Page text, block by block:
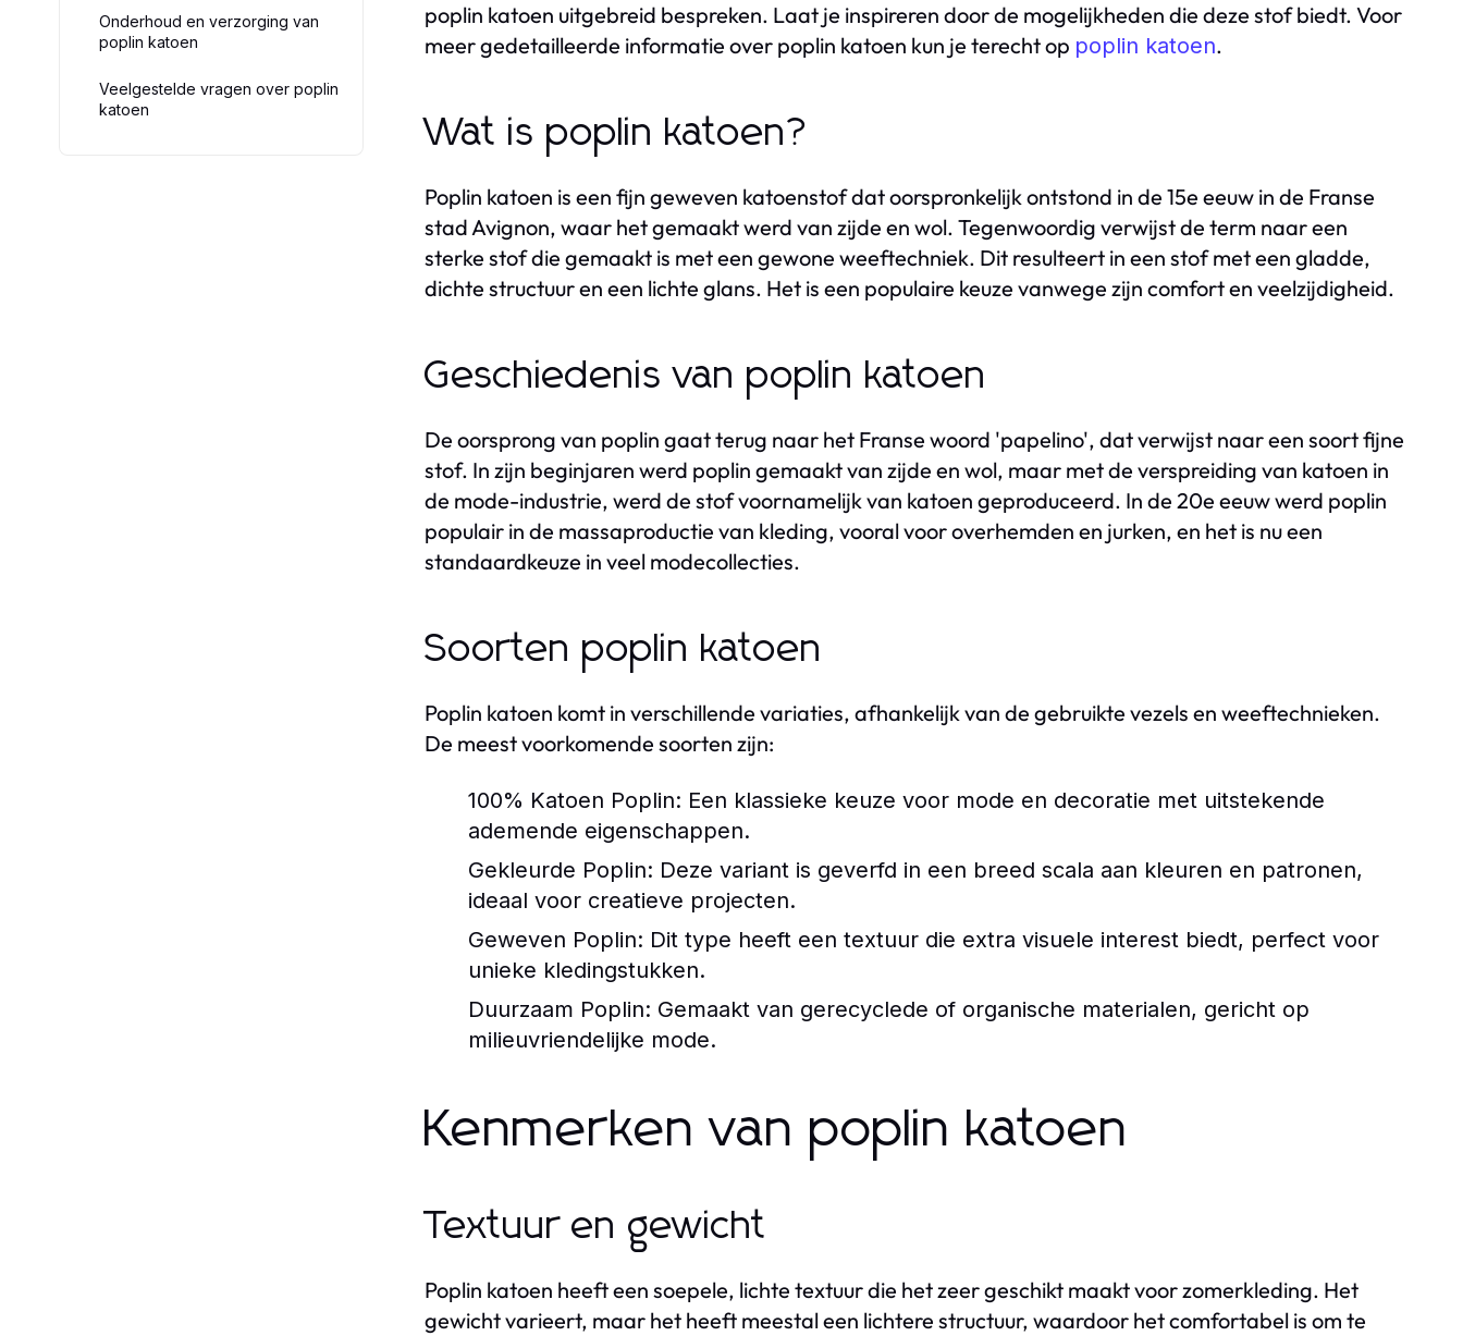
Onderhoud en verzorging van
poplin katoen
Veelgestelde vragen over poplin
katoen
poplin katoen uitgebreid bespreken. Laat je inspireren door de mogelijkheden die deze stof biedt. Voor
meer gedetailleerde informatie over poplin katoen kun je terecht op poplin katoen.
Wat is poplin katoen?
Poplin katoen is een fijn geweven katoenstof dat oorspronkelijk ontstond in de 15e eeuw in de Franse
stad Avignon, waar het gemaakt werd van zijde en wol. Tegenwoordig verwijst de term naar een
sterke stof die gemaakt is met een gewone weeftechniek. Dit resulteert in een stof met een gladde,
dichte structuur en een lichte glans. Het is een populaire keuze vanwege zijn comfort en veelzijdigheid.
Geschiedenis van poplin katoen
De oorsprong van poplin gaat terug naar het Franse woord 'papelino', dat verwijst naar een soort fijne
stof. In zijn beginjaren werd poplin gemaakt van zijde en wol, maar met de verspreiding van katoen in
de mode-industrie, werd de stof voornamelijk van katoen geproduceerd. In de 20e eeuw werd poplin
populair in de massaproductie van kleding, vooral voor overhemden en jurken, en het is nu een
standaardkeuze in veel modecollecties.
Soorten poplin katoen
Poplin katoen komt in verschillende variaties, afhankelijk van de gebruikte vezels en weeftechnieken.
De meest voorkomende soorten zijn:
100% Katoen Poplin: Een klassieke keuze voor mode en decoratie met uitstekende
ademende eigenschappen.
Gekleurde Poplin: Deze variant is geverfd in een breed scala aan kleuren en patronen,
ideaal voor creatieve projecten.
Geweven Poplin: Dit type heeft een textuur die extra visuele interest biedt, perfect voor
unieke kledingstukken.
Duurzaam Poplin: Gemaakt van gerecyclede of organische materialen, gericht op
milieuvriendelijke mode.
Kenmerken van poplin katoen
Textuur en gewicht
Poplin katoen heeft een soepele, lichte textuur die het zeer geschikt maakt voor zomerkleding. Het
gewicht varieert, maar het heeft meestal een lichtere structuur, waardoor het comfortabel is om te